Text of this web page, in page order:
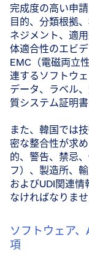
完成度の高い申
目的、分類根拠
ネジメント、適
体適合性のエビ
EMC（電磁両立
連するソフトウ
データ、ラベル
質システム証明
また、韓国では
密な整合性が求
的、警告、禁忌
フ）、製造所、
およびUDI関連
なければなりませ
ソフトウェア
項